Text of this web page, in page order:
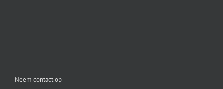
Neem contact op